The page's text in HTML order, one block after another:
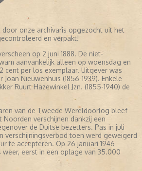
onze archivaris opgezocht uit het
en verpakt!
op 2 juni 1888. De niet-
aanvankelijk alleen op woensdag en
cent per los exemplaar. Uitgever was
Nieuwenhuis (1856-1939). Enkele
Ruurt Hazewinkel Jzn. (1855-1940) de
van de Tweede Wereldoorlog bleef
Noorden verschijnen dankzij een
de Duitse bezetters. Pas in juli
verschijningsverbod toen werd geweigerd
te accepteren. Op 26 januari 1946
weer, eerst in een oplage van 35.000